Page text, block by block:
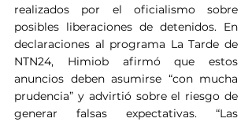
realizados por el oficialismo sobre
posibles liberaciones de detenidos. En
declaraciones al programa La Tarde de
NTN24, Himiob afirmó que estos
anuncios deben asumirse “con mucha
prudencia” y advirtió sobre el riesgo de
generar falsas expectativas. “Las